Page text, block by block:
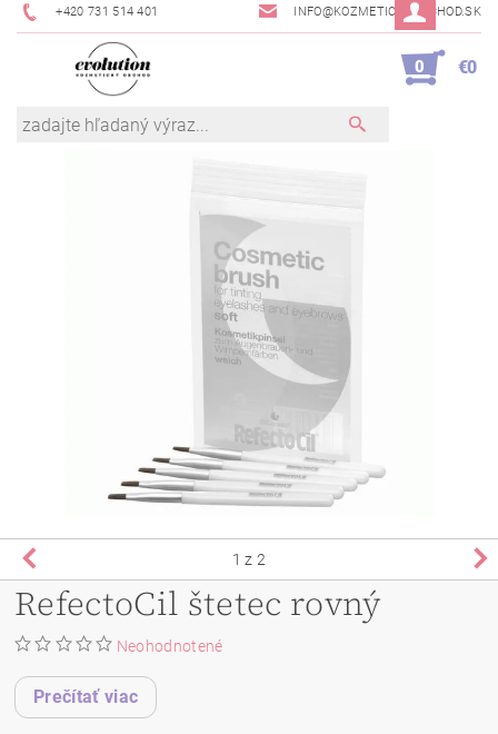
+420 731 514 401 INFO@KOZMETICKYOBCHOD.SK
0 €0
1 z 2
RefectoCil štetec rovný
Neohodnotené
Prečítať viac